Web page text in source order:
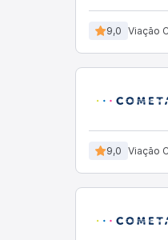
9,0 Viação
9,0 Viação